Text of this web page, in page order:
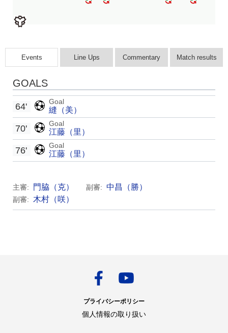
Events Line Ups Commentary Match results
GOALS
Goal
縫（美）
64'
Goal
江藤（里）
70'
Goal
江藤（里）
76'
主審: 門脇（克） 副審: 中昌（勝）
副審: 木村（咲）
プライバシーポリシー
個人情報の取り扱い